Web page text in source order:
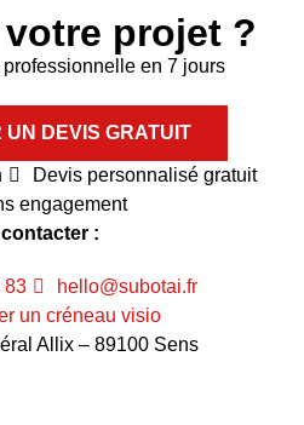
projet ?
en 7 jours
UN DEVIS GRATUIT
Devis personnalisé gratuit
engagement
:
83
hello@subotai.fr
un créneau visio
Allix – 89100 Sens